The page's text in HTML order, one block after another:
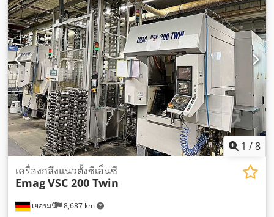
1 /8
เยอรมนี 8,687 km
เครื่องกลึงแนวตั้งซีเอ็นซี
EmagVSC 200 Twin